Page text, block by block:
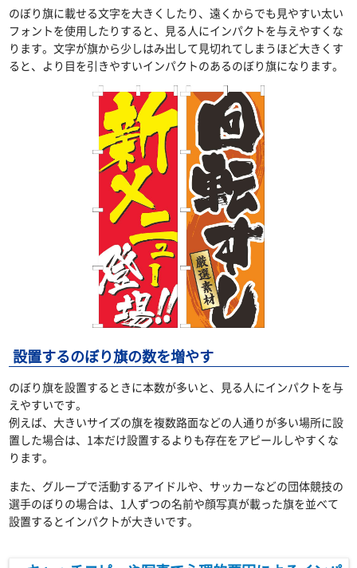
のぼり旗に載せる文字を大きくしたり、遠くからでも見やすい太い
フォントを使用したりすると、見る人にインパクトを与えやすくな
ります。文字が旗から少しはみ出して見切れてしまうほど大きくす
ると、より目を引きやすいインパクトのあるのぼり旗になります。
設置するのぼり旗の数を増やす
のぼり旗を設置するときに本数が多いと、見る人にインパクトを与
えやすいです。
例えば、大きいサイズの旗を複数路面などの人通りが多い場所に設
置した場合は、1本だけ設置するよりも存在をアピールしやすくな
ります。
また、グループで活動するアイドルや、サッカーなどの団体競技の
選手のぼりの場合は、1人ずつの名前や顔写真が載った旗を並べて
設置するとインパクトが大きいです。